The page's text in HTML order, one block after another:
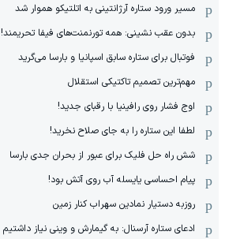
مسیر ورود ستاره آرژانتینی به اتلتیکو هموار شد
بدون عقب نشینی: همه تورنمنت‌های فیفا تحریمند!
فوتبال برای ستاره سابق اسپانیا و بارسا می‌گرید
مهم‌ترین تصمیم تاکتیکی استقلال
اوج فشار روی رافینیا با رقبای جدید!
لطفا این ستاره را به جای صلاح نخرید!
شش راه حل فلیک برای عبور از بحران جدی بارسا
پیام احساسی یایسله آب روی آتش بود!
روزبه دستیار نمادین سهراب کنار زمین
ادعای ستاره آرسنال: به گیمارش و وینی نیاز داشتیم